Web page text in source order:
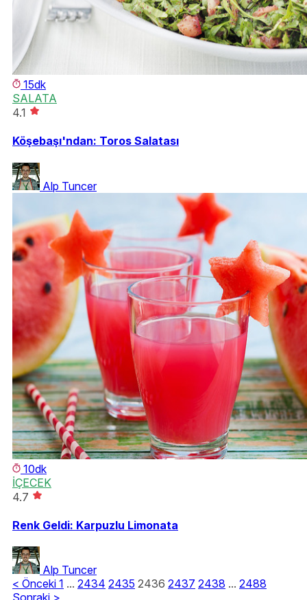
15dk
SALATA
4.1
Köşebaşı'ndan: Toros Salatası
Alp Tuncer
10dk
İÇECEK
4.7
Renk Geldi: Karpuzlu Limonata
Alp Tuncer
< Önceki 1 ... 2434 2435 2436 2437 2438 ... 2488